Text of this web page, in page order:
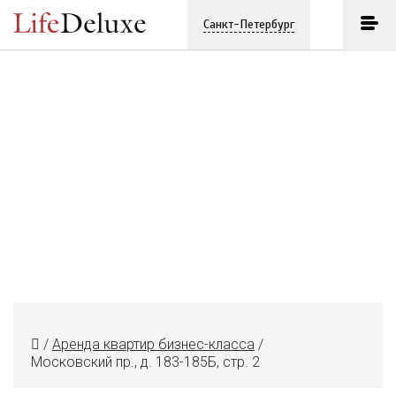
Санкт-Петербург
/ Аренда квартир бизнес-класса /
Московский пр., д. 183-185Б, стр. 2